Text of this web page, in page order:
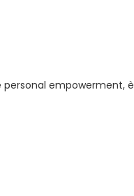
empowerment,